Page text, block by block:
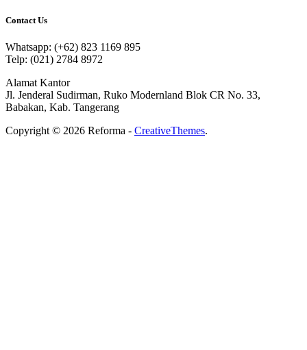
Contact Us
Whatsapp: (+62) 823 1169 895
Telp: (021) 2784 8972
Alamat Kantor
Jl. Jenderal Sudirman, Ruko Modernland Blok CR No. 33,
Babakan, Kab. Tangerang
Copyright © 2026 Reforma - CreativeThemes.